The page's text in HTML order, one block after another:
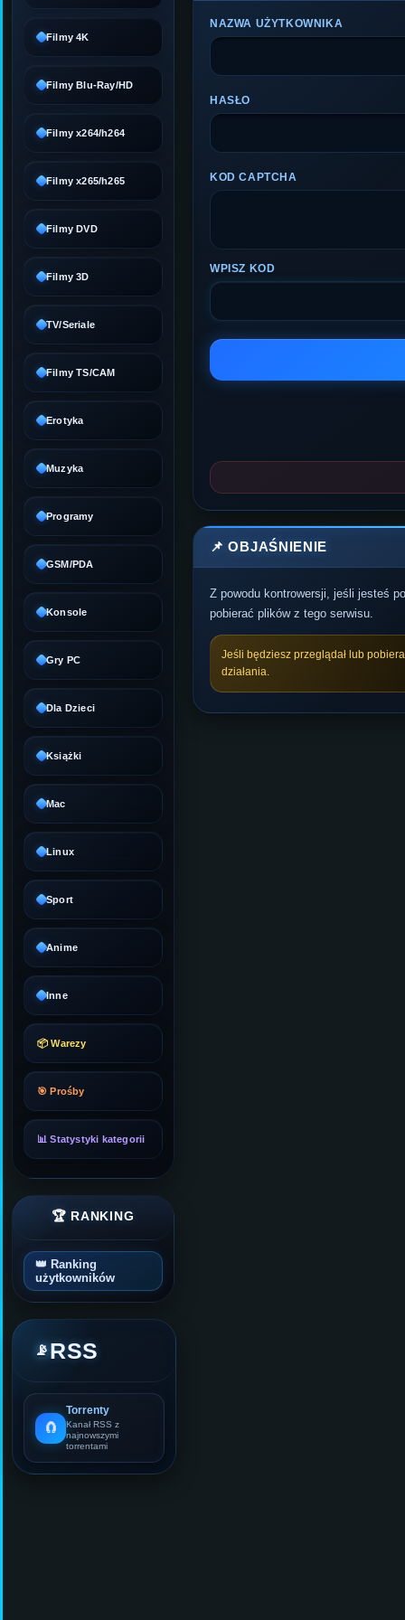
Filmy 4K
Filmy Blu-Ray/HD
Filmy x264/h264
Filmy x265/h265
Filmy DVD
Filmy 3D
TV/Seriale
Filmy TS/CAM
Erotyka
Muzyka
Programy
GSM/PDA
Konsole
Gry PC
Dla Dzieci
Książki
Mac
Linux
Sport
Anime
Inne
📦 Warezy
🎯 Prośby
📊 Statystyki kategorii
🏆 RANKING
👑 Ranking
użytkowników
📡RSS
🧲
Torrenty
Kanał RSS z
najnowszymi
torrentami
NAZWA UŻYTKOWNIKA
HASŁO
KOD CAPTCHA
WPISZ KOD
📌 OBJAŚNIENIE
Z powodu kontrowersji, jeśli jesteś
pobierać plików z tego serwisu.
Jeśli będziesz przeglądał lub
działania.